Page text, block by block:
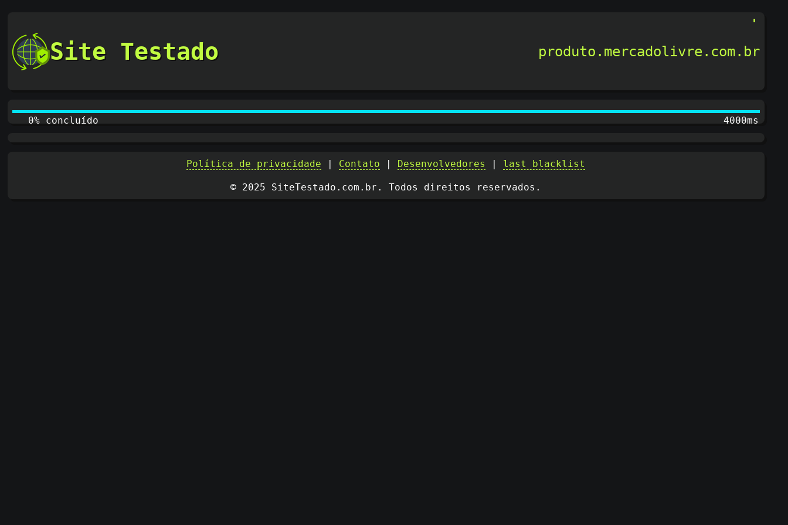
Site Testado produto.mercadolivre.com.br
0% concluído 4200ms
Política de privacidade Contato Desenvolvedores last blacklist
© 2025 SiteTestado.com.br. Todos direitos reservados.